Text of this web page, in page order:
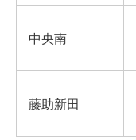
中央南
藤助新田